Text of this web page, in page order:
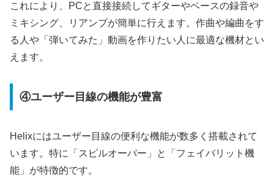
これにより、PCと直接接続してギターやベースの録音や
ミキシング、リアンプが簡単に行えます。作曲や編曲をす
る人や「弾いてみた」動画を作りたい人に最適な機材とい
えます。
④ユーザー目線の機能が豊富
Helixにはユーザー目線の便利な機能が数多く搭載されて
います。特に「スピルオーバー」と「フェイバリット機
能」が特徴的です。